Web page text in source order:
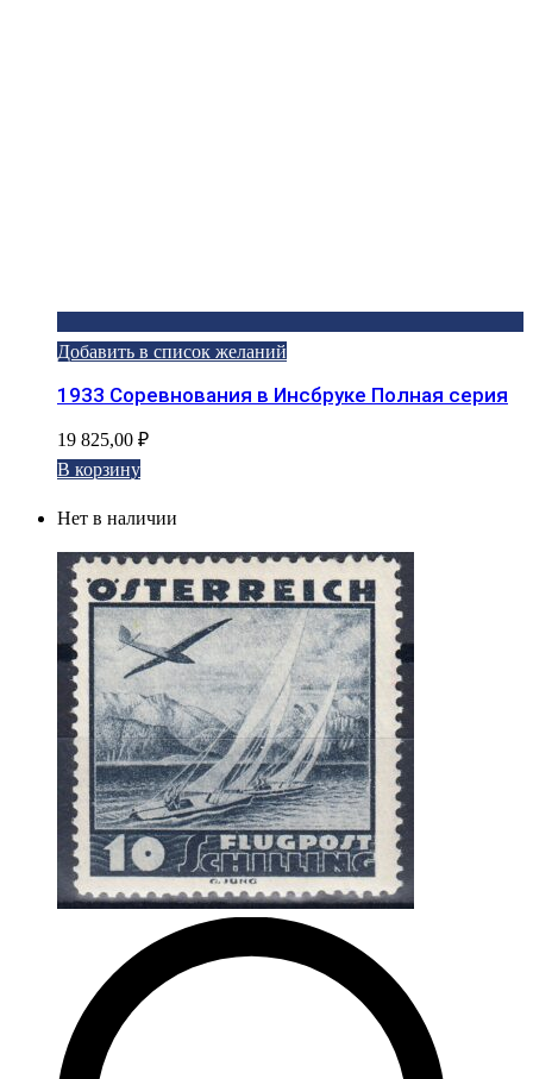
Добавить в список желаний
1933 Соревнования в Инсбруке Полная серия
19 825,00 ₽
В корзину
Нет в наличии